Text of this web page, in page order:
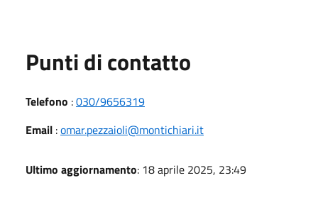
Punti di contatto
Telefono :030/9656319
Email :omar.pezzaioli@montichiari.it
Ultimo aggiornamento: 18 aprile 2025, 23:49